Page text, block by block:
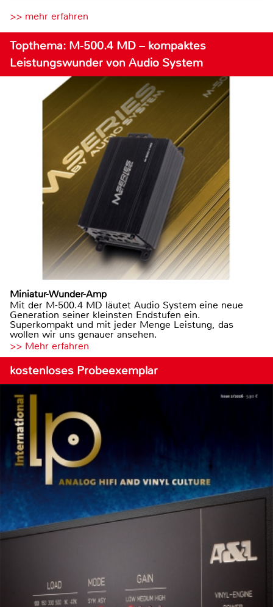
>> mehr erfahren
Topthema: M-500.4 MD – kompaktes
Leistungswunder von Audio System
Miniatur-Wunder-Amp
Mit der M-500.4 MD läutet Audio System eine neue
Generation seiner kleinsten Endstufen ein.
Superkompakt und mit jeder Menge Leistung, das
wollen wir uns genauer ansehen.
>> Mehr erfahren
kostenloses Probeexemplar